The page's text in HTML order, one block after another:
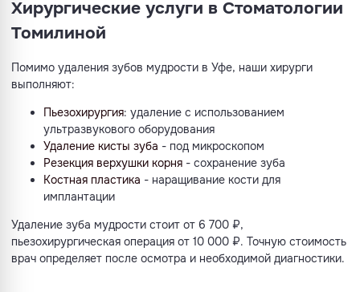
Хирургические услуги в Стоматологии
Томилиной
Помимо удаления зубов мудрости в Уфе, наши хирурги
выполняют:
Пьезохирургия: удаление с использованием
ультразвукового оборудования
Удаление кисты зуба - под микроскопом
Резекция верхушки корня - сохранение зуба
Костная пластика - наращивание кости для
имплантации
Удаление зуба мудрости стоит от 6 700 ₽,
пьезохирургическая операция от 10 000 ₽. Точную стоимость
врач определяет после осмотра и необходимой диагностики.